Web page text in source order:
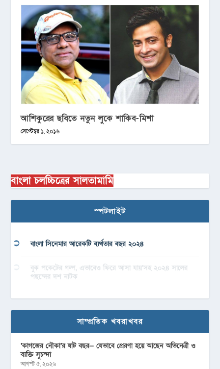
আশিকুরের ছবিতে নতুন লুকে শাকিব-মিশা
সেপ্টেম্বর ১, ২০১৬
বাংলা চলচ্চিত্রের সালতামামি
স্পটলাইট
বাংলা সিনেমার আরেকটি ব্যর্থতার বছর ২০২৪
বুক পকেটের গল্প, এভাবেও ফিরে আসা যায়’সহ ২০২৪ সালের
পছন্দের দশ নাটক
সাম্প্রতিক খবরাখবর
‘কাগজের নৌকা’র ষাট বছর— যেভাবে প্রেরণা হয়ে আছেন অভিনেত্রী ও
ব্যক্তি সুচন্দা
আগস্ট ৫, ২০২৬